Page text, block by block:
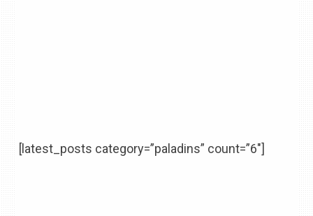
[latest_posts category=”paladins” count=”6″]